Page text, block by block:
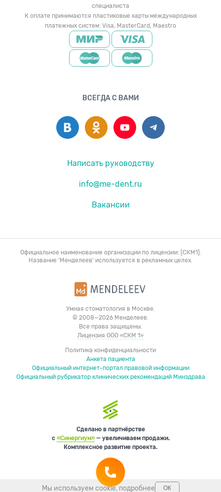
специалиста
К оплате принимаются пластиковые карты международных
платежных систем: Visa, MasterCard, Maestro
ВСЕГДА С ВАМИ
Написать руководству
info@me-dent.ru
Вакансии
Официальное наименование организации по лицензии: [СКМ1].
Название 'Менделеев' используется в рекламных целях.
Умная стоматология в Москве.
© 2008—2026 Менделеев.
Все права защищены.
Лицензия ООО «СКМ 1»
Политика конфиденциальности
Анкета пациента
Официальный интернет-портал правовой информации
Официальный рубрикатор клинических рекомендаций Минздрава
Сделано в партнёрстве
с «Синергиум»— увеличиваем продажи.
Комплексное развитие проекта.
Мы используем cookie, подробнее ОК